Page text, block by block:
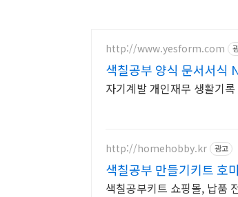
http://www.yesform.com
색칠공부 양식 문서서식
자기계발 개인재무 생활기
http://homehobby.kr 광고
색칠공부 만들기키트 호
색칠공부키트 쇼핑몰, 납품